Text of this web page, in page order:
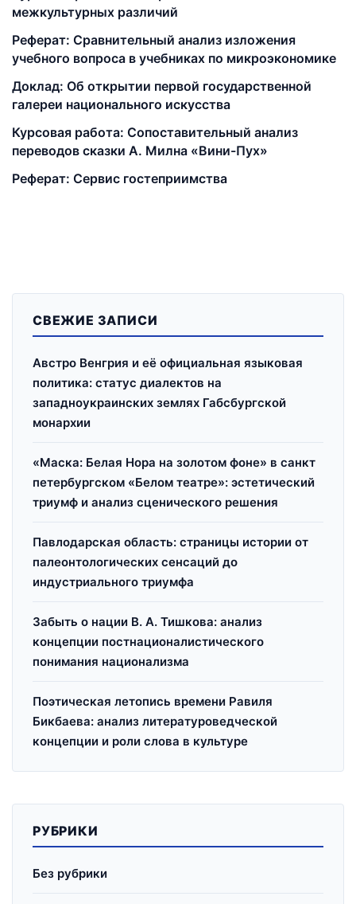
межкультурных различий
Реферат: Сравнительный анализ изложения
учебного вопроса в учебниках по микроэкономике
Доклад: Об открытии первой государственной
галереи национального искусства
Курсовая работа: Сопоставительный анализ
переводов сказки А. Милна «Вини-Пух»
Реферат: Сервис гостеприимства
СВЕЖИЕ ЗАПИСИ
Австро Венгрия и её официальная языковая
политика: статус диалектов на
западноукраинских землях Габсбургской
монархии
«Маска: Белая Нора на золотом фоне» в санкт
петербургском «Белом театре»: эстетический
триумф и анализ сценического решения
Павлодарская область: страницы истории от
палеонтологических сенсаций до
индустриального триумфа
Забыть о нации В. А. Тишкова: анализ
концепции постнационалистического
понимания национализма
Поэтическая летопись времени Равиля
Бикбаева: анализ литературоведческой
концепции и роли слова в культуре
РУБРИКИ
Без рубрики